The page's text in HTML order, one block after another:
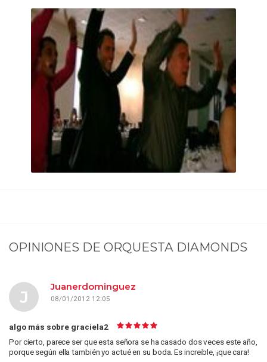
OPINIONES DE ORQUESTA DIAMONDS
Juanerdominguez
08/01/2012 12:05
J
algo más sobre graciela2
Por cierto, parece ser que esta señora se ha casado dos veces este año,
porque según ella también yo actué en su boda. Es increible, ¡que cara!